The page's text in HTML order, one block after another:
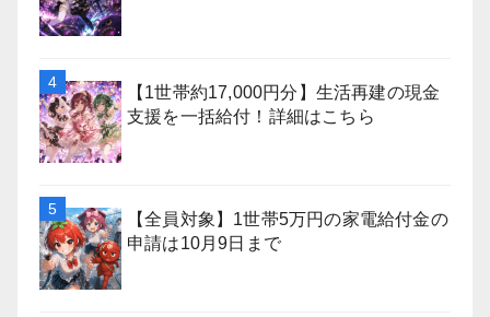
【1世帯約17,000円分】生活再建の現金
支援を一括給付！詳細はこちら
【全員対象】1世帯5万円の家電給付金の
申請は10月9日まで